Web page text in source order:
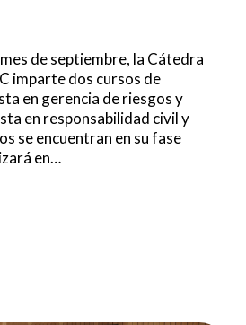
de septiembre, la Cátedra
imparte dos cursos de
en gerencia de riesgos y
en responsabilidad civil y
se encuentran en su fase
en…